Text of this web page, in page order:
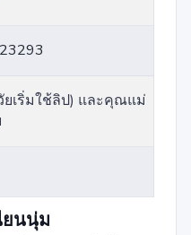
ยเริ่มใช้ลิป) และคุณแม่
ยนนุ่ม